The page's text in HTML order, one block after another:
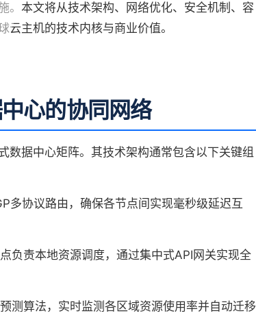
。本文将从技术架构、网络优化、安全机制、容
主机的技术内核与商业价值。
心的协同网络
数据中心矩阵。其技术架构通常包含以下关键组
多协议路由，确保各节点间实现毫秒级延迟互
负责本地资源调度，通过集中式API网关实现全
测算法，实时监测各区域资源使用率并自动迁移